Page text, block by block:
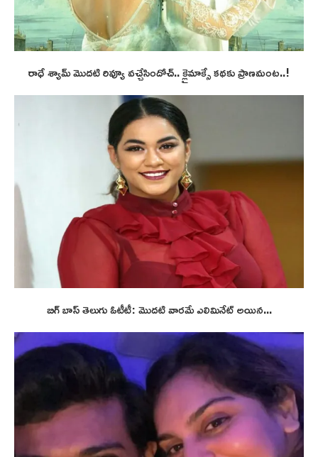
రాధే శ్యామ్ మొదటి రివ్యూ వచ్చేసిందోచ్.. క్లైమాక్సే కథకు ప్రాణమంట..!
బిగ్ బాస్ తెలుగు ఓటీటీ: మొదటి వారమే ఎలిమినేట్ అయిన...